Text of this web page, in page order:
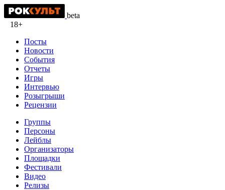
beta
18+
Посты
Новости
События
Отчеты
Игры
Интервью
Розыгрыши
Рецензии
Группы
Персоны
Лейблы
Организаторы
Площадки
Фестивали
Видео
Релизы